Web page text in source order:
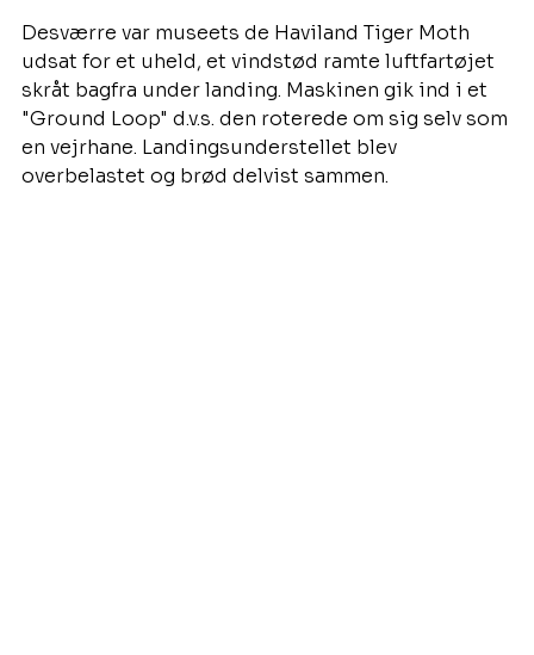
Desværre var museets de Haviland Tiger Moth
udsat for et uheld, et vindstød ramte luftfartøjet
skråt bagfra under landing. Maskinen gik ind i et
"Ground Loop" d.v.s. den roterede om sig selv som
en vejrhane. Landingsunderstellet blev
overbelastet og brød delvist sammen.